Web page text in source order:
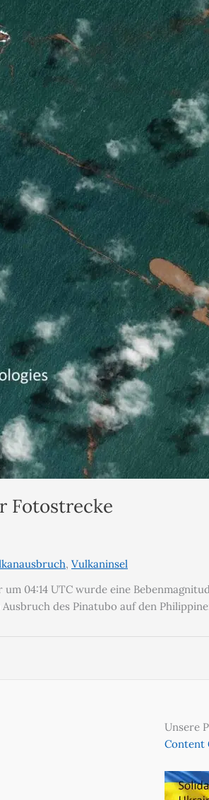
Fotostrecke
, Vulkaninsel
um 04:14 UTC wurde eine
des Pinatubo auf den
Unsere
Content